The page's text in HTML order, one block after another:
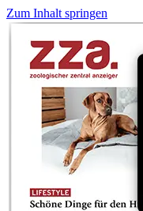
Zum Inhalt springen